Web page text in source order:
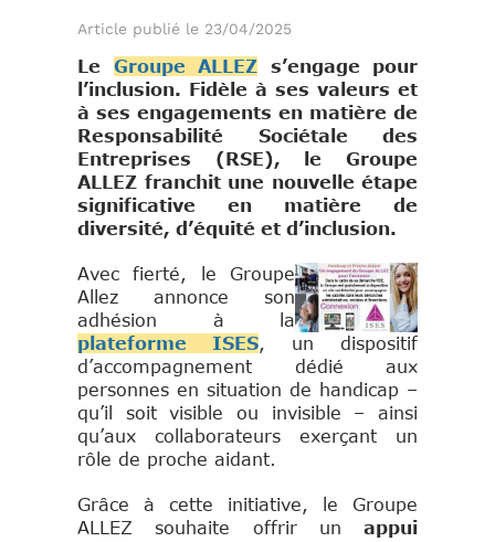
Article publié le 23/04/2025
Le Groupe ALLEZ s’engage pour
l’inclusion.
Fidèle à ses valeurs et
à ses engagements en matière de
Responsabilité Sociétale des
Entreprises (RSE), le Groupe
ALLEZ franchit une nouvelle étape
significative en matière de
diversité, d’équité et d’inclusion.
Avec fierté, le Groupe
Allez annonce son
adhésion à la
plateforme ISES, un dispositif
d’accompagnement dédié aux
personnes en situation de handicap –
qu’il soit visible ou invisible – ainsi
qu’aux collaborateurs exerçant un
rôle de proche aidant.
Grâce à cette initiative, le Groupe
ALLEZ souhaite offrir un appui